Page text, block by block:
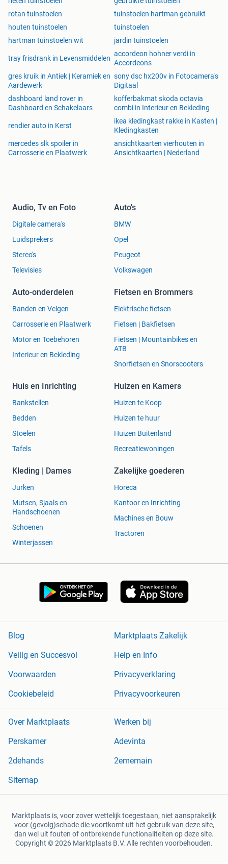
rotan tuinstoelen
tuinstoelen hartman gebruikt
houten tuinstoelen
tuinstoelen
hartman tuinstoelen wit
jardin tuinstoelen
tray frisdrank in Levensmiddelen
accordeon hohner verdi in
Accordeons
gres kruik in Antiek | Keramiek en
Aardewerk
sony dsc hx200v in Fotocamera's
Digitaal
dashboard land rover in
Dashboard en Schakelaars
kofferbakmat skoda octavia
combi in Interieur en Bekleding
rendier auto in Kerst
ikea kledingkast rakke in Kasten |
Kledingkasten
mercedes slk spoiler in
Carrosserie en Plaatwerk
ansichtkaarten vierhouten in
Ansichtkaarten | Nederland
Audio, Tv en Foto
Digitale camera's
Luidsprekers
Stereo's
Televisies
Auto's
BMW
Opel
Peugeot
Volkswagen
Auto-onderdelen
Banden en Velgen
Carrosserie en Plaatwerk
Motor en Toebehoren
Interieur en Bekleding
Fietsen en Brommers
Elektrische fietsen
Fietsen | Bakfietsen
Fietsen | Mountainbikes en
ATB
Snorfietsen en Snorscooters
Huis en Inrichting
Bankstellen
Bedden
Stoelen
Tafels
Huizen en Kamers
Huizen te Koop
Huizen te huur
Huizen Buitenland
Recreatiewoningen
Kleding | Dames
Jurken
Mutsen, Sjaals en
Handschoenen
Schoenen
Winterjassen
Zakelijke goederen
Horeca
Kantoor en Inrichting
Machines en Bouw
Tractoren
Blog
Marktplaats Zakelijk
Veilig en Succesvol
Help en Info
Voorwaarden
Privacyverklaring
Cookiebeleid
Privacyvoorkeuren
Over Marktplaats
Werken bij
Perskamer
Adevinta
2dehands
2ememain
Sitemap
Marktplaats is, voor zover wettelijk toegestaan, niet aansprakelijk
voor (gevolg)schade die voortkomt uit het gebruik van deze site,
dan wel uit fouten of ontbrekende functionaliteiten op deze site.
Copyright © 2026 Marktplaats B.V. Alle rechten voorbehouden.